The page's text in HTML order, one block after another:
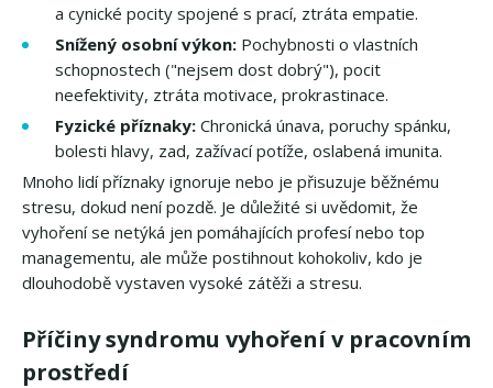
a cynické pocity spojené s prací, ztráta empatie.
Snížený osobní výkon: Pochybnosti o vlastních
schopnostech ("nejsem dost dobrý"), pocit
neefektivity, ztráta motivace, prokrastinace.
Fyzické příznaky: Chronická únava, poruchy spánku,
bolesti hlavy, zad, zažívací potíže, oslabená imunita.
Mnoho lidí příznaky ignoruje nebo je přisuzuje běžnému
stresu, dokud není pozdě. Je důležité si uvědomit, že
vyhoření se netýká jen pomáhajících profesí nebo top
managementu, ale může postihnout kohokoliv, kdo je
dlouhodobě vystaven vysoké zátěži a stresu.
Příčiny syndromu vyhoření v pracovním
prostředí